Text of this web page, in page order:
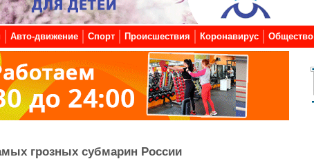
Авто-движение Спорт Происшествия Коронавирус Общество
грозных субмарин России